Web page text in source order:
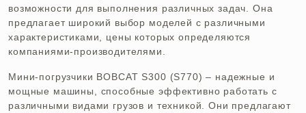
возможности для выполнения различных задач. Она
предлагает широкий выбор моделей с различными
характеристиками, цены которых определяются
компаниями-производителями.
Мини-погрузчики BOBCAT S300 (S770) – надежные и
мощные машины, способные эффективно работать с
различными видами грузов и техникой. Они предлагают